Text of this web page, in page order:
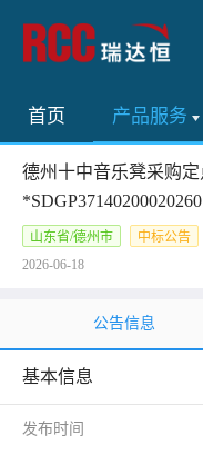
首页 产品服务
德州十中音乐凳采购
山东省/德州市
中标公告
2026-06-18
公告信息
基本信息
发布时间